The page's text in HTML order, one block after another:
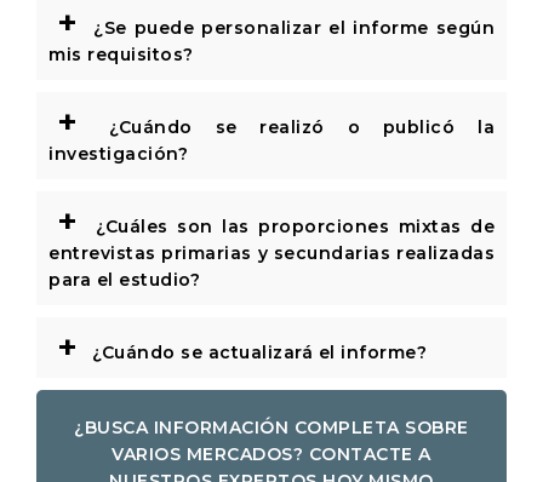
+
¿Se puede personalizar el informe según
mis requisitos?
+
¿Cuándo se realizó o publicó la
investigación?
+
¿Cuáles son las proporciones mixtas de
entrevistas primarias y secundarias realizadas
para el estudio?
+ ¿Cuándo se actualizará el informe?
¿BUSCA INFORMACIÓN COMPLETA SOBRE
VARIOS MERCADOS? CONTACTE A